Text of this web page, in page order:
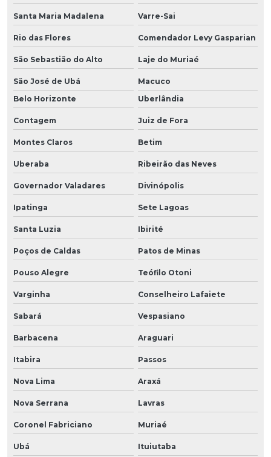
Santa Maria Madalena Varre-Sai
Rio das Flores Comendador Levy Gasparian
São Sebastião do Alto Laje do Muriaé
São José de Ubá
Macuco
Belo Horizonte
Uberlândia
Contagem Juiz de Fora
Montes Claros Betim
Uberaba Ribeirão das Neves
Governador Valadares Divinópolis
Ipatinga Sete Lagoas
Santa Luzia Ibirité
Poços de Caldas Patos de Minas
Pouso Alegre Teófilo Otoni
Varginha Conselheiro Lafaiete
Sabará Vespasiano
Barbacena Araguari
Itabira Passos
Nova Lima Araxá
Nova Serrana Lavras
Coronel Fabriciano Muriaé
Ubá Ituiutaba